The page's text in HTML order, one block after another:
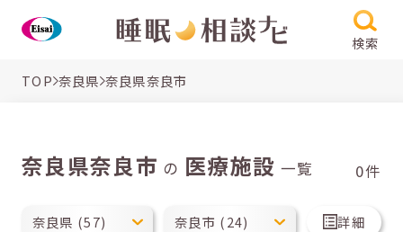
検索
TOP 奈良県 奈良県奈良市
奈良県奈良市 の 医療施設 一覧 0件
詳細